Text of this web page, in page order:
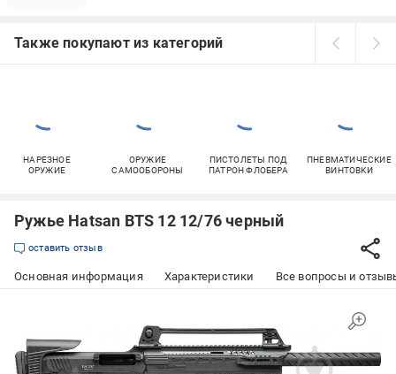
Также покупают из категорий
НАРЕЗНОЕ
ОРУЖИЕ
ОРУЖИЕ
САМООБОРОНЫ
ПИСТОЛЕТЫ ПОД
ПАТРОН ФЛОБЕРА
ПНЕВМАТИЧЕСКИЕ
ВИНТОВКИ
Ружье Hatsan BTS 12 12/76 черный
оставить отзыв
Основная информация Характеристики Все вопросы и